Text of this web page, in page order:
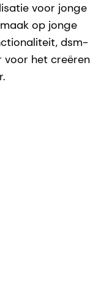
voor jonge
op jonge
dsm-
voor het creëren